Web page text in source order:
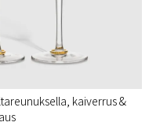
kaiverrus &